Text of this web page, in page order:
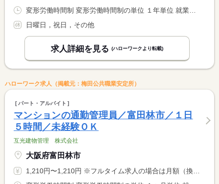
日曜日，祝日，その他
求人詳細を見る (ハローワークより転載)
ハローワーク求人（掲載元：梅田公共職業安定所）
パート・アルバイト
マンションの通勤管理員／富田林市／１日
５時間／未経験ＯＫ
互光建物管理 株式会社
大阪府富田林市
1,210円〜1,210円 ※フルタイム求人の場合は月額（換算額）、パート求人の場合は時間額を表示しています。